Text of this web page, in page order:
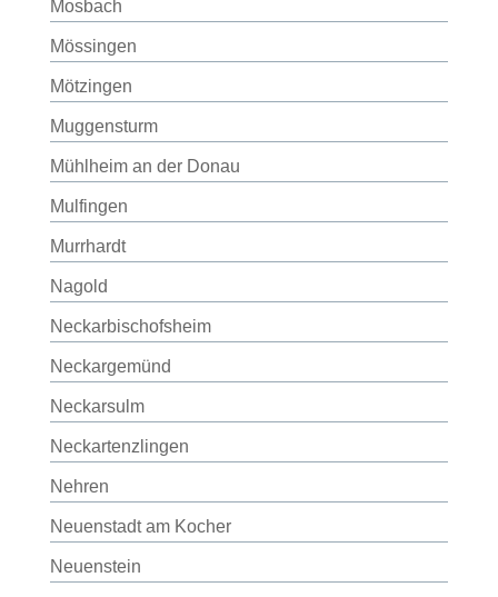
Mosbach
Mössingen
Mötzingen
Muggensturm
Mühlheim an der Donau
Mulfingen
Murrhardt
Nagold
Neckarbischofsheim
Neckargemünd
Neckarsulm
Neckartenzlingen
Nehren
Neuenstadt am Kocher
Neuenstein